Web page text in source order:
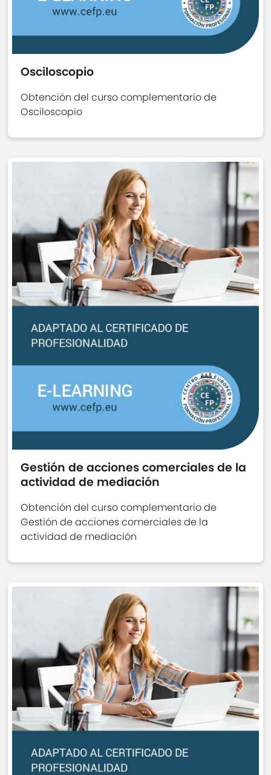
Osciloscopio
Obtención del curso complementario de
Osciloscopio
Gestión de acciones comerciales de la
actividad de mediación
Obtención del curso complementario de
Gestión de acciones comerciales de la
actividad de mediación